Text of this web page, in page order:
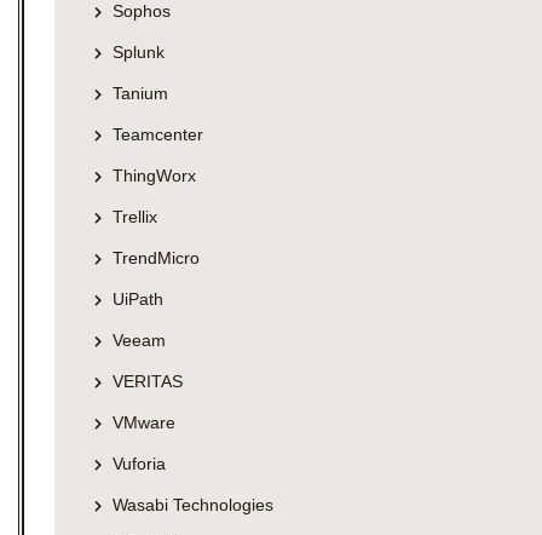
Sophos
Splunk
Tanium
Teamcenter
ThingWorx
Trellix
TrendMicro
UiPath
Veeam
VERITAS
VMware
Vuforia
Wasabi Technologies